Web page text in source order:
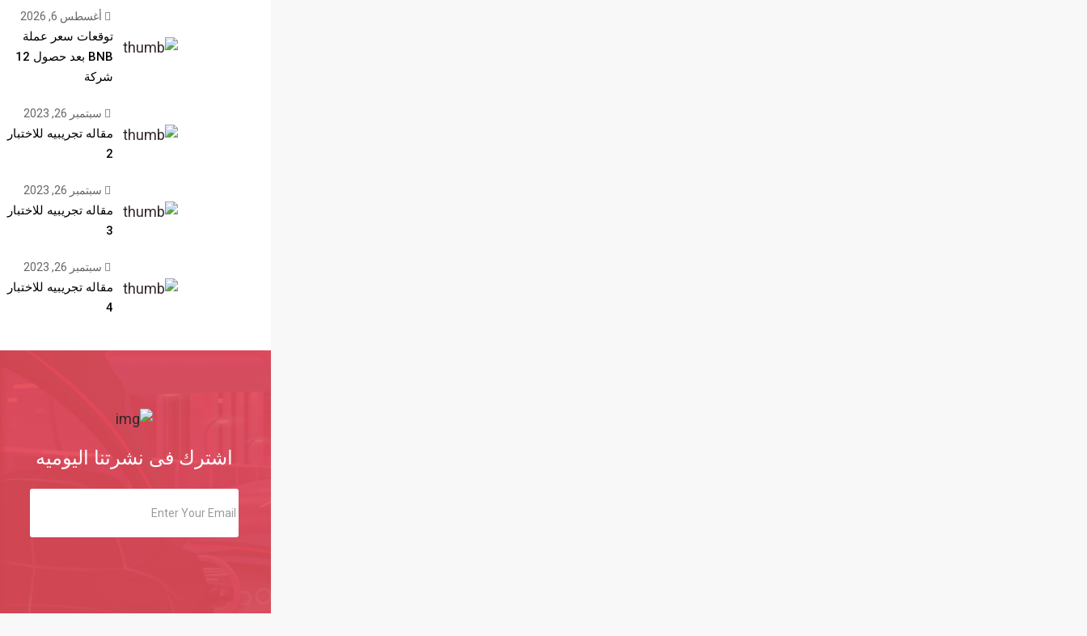
أغسطس 6, 2026
توقعات سعر عملة
BNB بعد حصول 12
شركة
سبتمبر 26, 2023
مقاله تجريبيه للاختبار
2
سبتمبر 26, 2023
مقاله تجريبيه للاختبار
3
سبتمبر 26, 2023
مقاله تجريبيه للاختبار
4
اشترك فى نشرتنا اليوميه